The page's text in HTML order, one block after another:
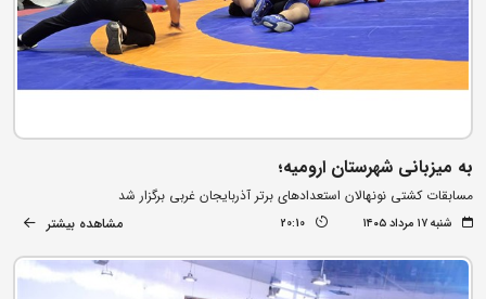
به میزبانی شهرستان ارومیه؛
مسابقات کشتی نونهالان استعدادهای برتر آذربایجان غربی برگزار شد
شنبه ۱۷ مرداد ۱۴۰۵ 20:10 مشاهده بیشتر